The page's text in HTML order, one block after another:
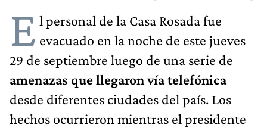
E l personal de la Casa Rosada fue
evacuado en la noche de este jueves
29 de septiembre luego de una serie de
amenazas que llegaron vía telefónica
desde diferentes ciudades del país. Los
hechos ocurrieron mientras el presidente